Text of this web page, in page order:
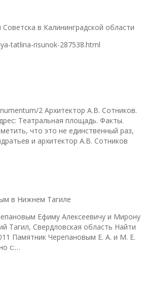
в Калининградской области
tatlina-risunok-287538.html
2 Архитектор А.В. Сотников.
Театральная площадь. Факты.
что это не единственный раз,
и архитектор А.В. Сотников
в Нижнем Тагиле
Ефиму Алексеевичу и Мирону
Тагил, Свердловская область Найти
Памятник Черепановым Е. А. и М. Е.
с:…